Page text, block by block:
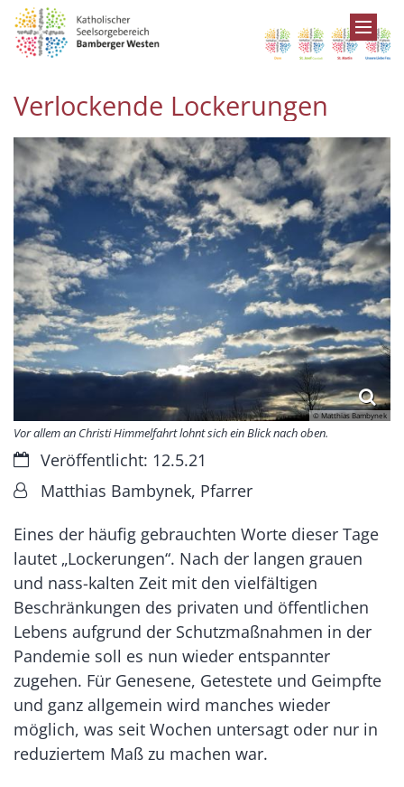
Zum Inhalt springen
Verlockende Lockerungen
© Matthias Bambynek
Vor allem an Christi Himmelfahrt lohnt sich ein Blick nach oben.
Datum:Veröffentlicht: 12.5.21
Von:Matthias Bambynek, Pfarrer
Eines der häufig gebrauchten Worte dieser Tage
lautet „Lockerungen“. Nach der langen grauen
und nass-kalten Zeit mit den vielfältigen
Beschränkungen des privaten und öffentlichen
Lebens aufgrund der Schutzmaßnahmen in der
Pandemie soll es nun wieder entspannter
zugehen. Für Genesene, Getestete und Geimpfte
und ganz allgemein wird manches wieder
möglich, was seit Wochen untersagt oder nur in
reduziertem Maß zu machen war.